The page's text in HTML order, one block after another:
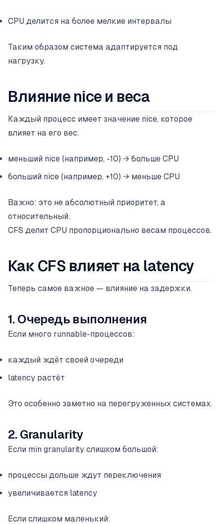
CPU делится на более мелкие интервалы
Таким образом система адаптируется под
нагрузку.
Влияние nice и веса
Каждый процесс имеет значение nice, которое
влияет на его вес.
меньший nice (например, -10) → больше CPU
больший nice (например, +10) → меньше CPU
Важно: это не абсолютный приоритет, а
относительный.
CFS делит CPU пропорционально весам процессов.
Как CFS влияет на latency
Теперь самое важное — влияние на задержки.
1. Очередь выполнения
Если много runnable-процессов:
каждый ждёт своей очереди
latency растёт
Это особенно заметно на перегруженных системах.
2. Granularity
Если min granularity слишком большой:
процессы дольше ждут переключения
увеличивается latency
Если слишком маленький: